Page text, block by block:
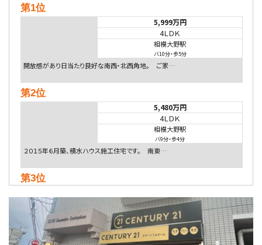
第1位
5,999万円
4ＬＤＫ
相模大野駅
バ10分・歩5分
開放感があり日当たり良好な南西・北西角地。 ご家…
第2位
5,480万円
4ＬＤＫ
相模大野駅
バ9分・歩4分
２０１５年６月築、積水ハウス施工住宅です。 南東…
第3位
4ＬＤＫ
淵野辺駅
歩17分
南側道路に面しており日当たり良好。 キッチンから…